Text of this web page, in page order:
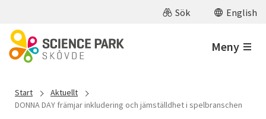
Sök English
Meny
Start
Aktuellt
DONNA DAY främjar inkludering och jämställdhet i spelbranschen